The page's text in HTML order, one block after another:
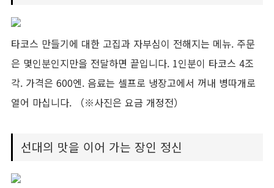
타코스 만들기에 대한 고집과 자부심이 전해지는 메뉴. 주문
은 몇인분인지만을 전달하면 끝입니다. 1인분이 타코스 4조
각. 가격은 600엔. 음료는 셀프로 냉장고에서 꺼내 병따개로
열어 마십니다. （※사진은 요금 개정전）
선대의 맛을 이어 가는 장인 정신